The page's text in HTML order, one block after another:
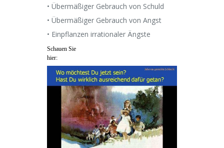
• Übermäßiger Gebrauch von Schuld
• Übermäßiger Gebrauch von Angst
• Einpflanzen irrationaler Ängste
Schauen Sie
hier: